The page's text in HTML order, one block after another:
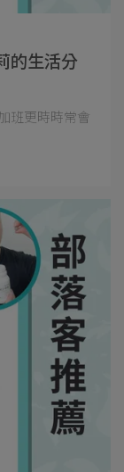
的生活分
班更時時常會